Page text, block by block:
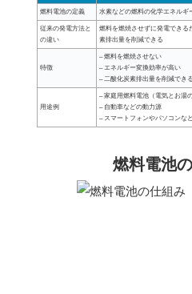
燃料電池の定義 水素などの燃料の化学エネルギ
従来の発電方法と
の違い
燃料を燃焼させずに発電できる
素排出量を削減できる
特徴
– 燃料を燃焼させない
– エネルギー変換効率が高い
– 二酸化炭素排出量を削減できる
用途例
– 家庭用燃料電池（電気とお湯の
– 自動車などの動力源
– スマートフォンやパソコンな
燃料電池